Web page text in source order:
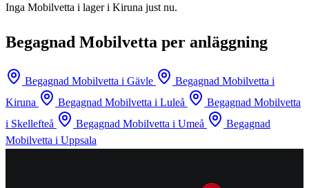
Inga Mobilvetta i lager i Kiruna just nu.
Begagnad Mobilvetta per anläggning
Begagnad Mobilvetta i Gävle
Begagnad Mobilvetta i
Kiruna
Begagnad Mobilvetta i Luleå
Begagnad Mobilvetta
i Skellefteå
Begagnad Mobilvetta i Umeå
Begagnad
Mobilvetta i Uppsala